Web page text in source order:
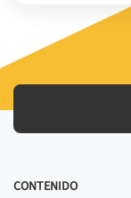
CONTENIDO